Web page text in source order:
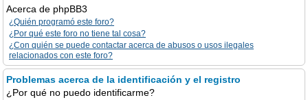
Acerca de phpBB3
¿Quién programó este foro?
¿Por qué este foro no tiene tal cosa?
¿Con quién se puede contactar acerca de abusos o usos ilegales
relacionados con este foro?
Problemas acerca de la identificación y el registro
¿Por qué no puedo identificarme?